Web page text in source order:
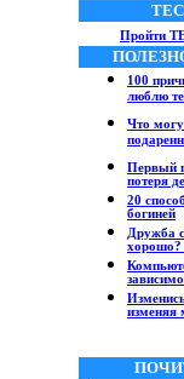
Пройти
100
люблю
Что
Первый
потеря
20
богиней
Дружба
хорошо?
изменяя